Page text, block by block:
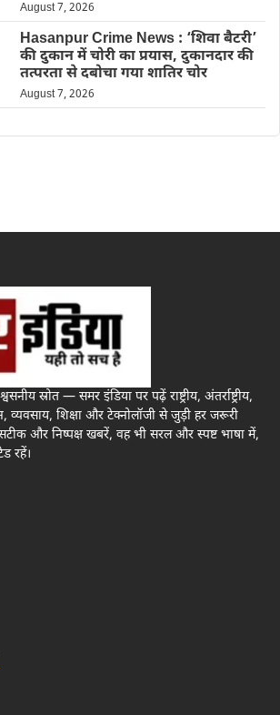
August 7, 2026
Hasanpur Crime News : ‘शिवा बैटरी’
की दुकान में चोरी का प्रयास, दुकानदार की
तत्परता से दबोचा गया शातिर चोर
August 7, 2026
स्रोत — समर इंडिया पर पढ़ें राष्ट्रीय, अंतर्राष्ट्रीय,
व्यवसाय, शिक्षा और टेक्नोलॉजी से जुड़ी हर जरूरी
और निष्पक्ष खबरें, वह भी सरल और स्पष्ट भाषा में,
रहें।